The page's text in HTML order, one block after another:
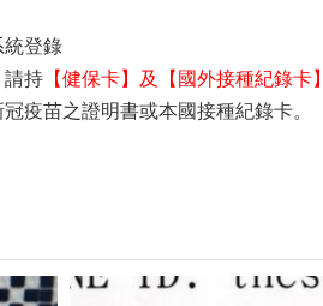
統登錄
請持 【健保卡】及【國外接種紀錄卡】
疫苗之證明書或本國接種紀錄卡。